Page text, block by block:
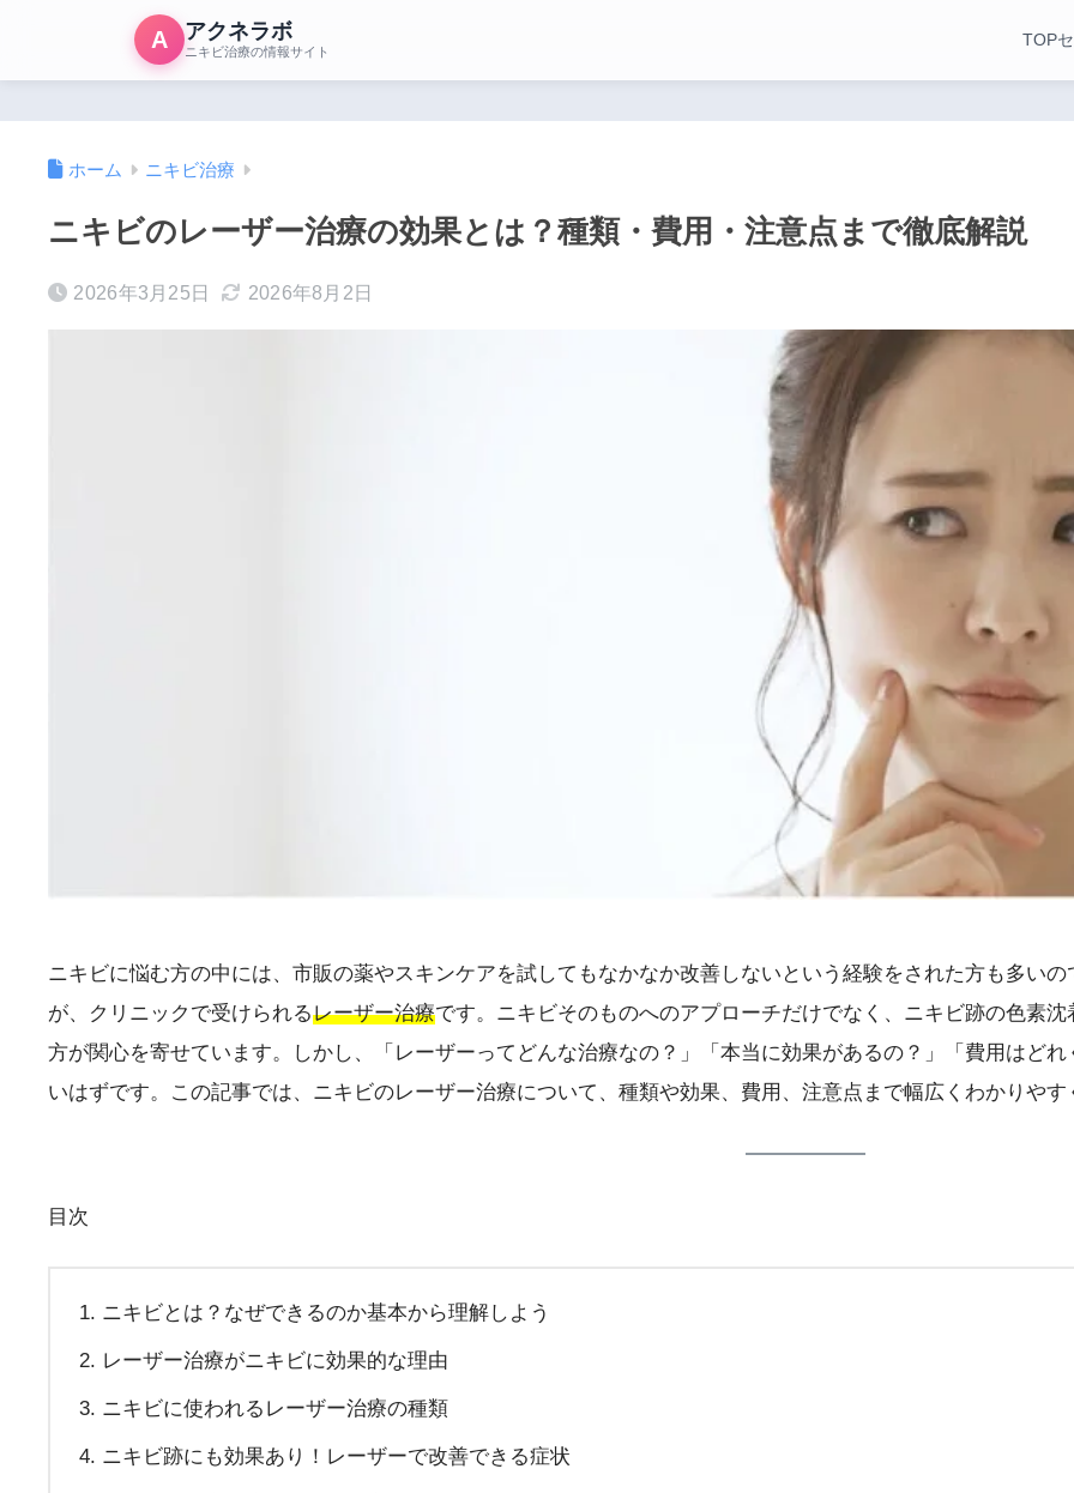
A アクネラボ
ニキビ治療の情報サイト
TOP
ホーム ニキビ治療
ニキビのレーザー治療の効果とは？種類・費用・注意点まで徹底解説
2026年3月25日 2026年8月2日
ニキビに悩む方の中には、市販の薬やスキンケアを試してもなかなか改善しないという経験をされた方も多い
が、クリニックで受けられるレーザー治療です。ニキビそのものへのアプローチだけでなく、ニキビ跡の色素
方が関心を寄せています。しかし、「レーザーってどんな治療なの？」「本当に効果があるの？」「費用はど
いはずです。この記事では、ニキビのレーザー治療について、種類や効果、費用、注意点まで幅広くわかりやす
目次
ニキビとは？なぜできるのか基本から理解しよう
レーザー治療がニキビに効果的な理由
ニキビに使われるレーザー治療の種類
ニキビ跡にも効果あり！レーザーで改善できる症状